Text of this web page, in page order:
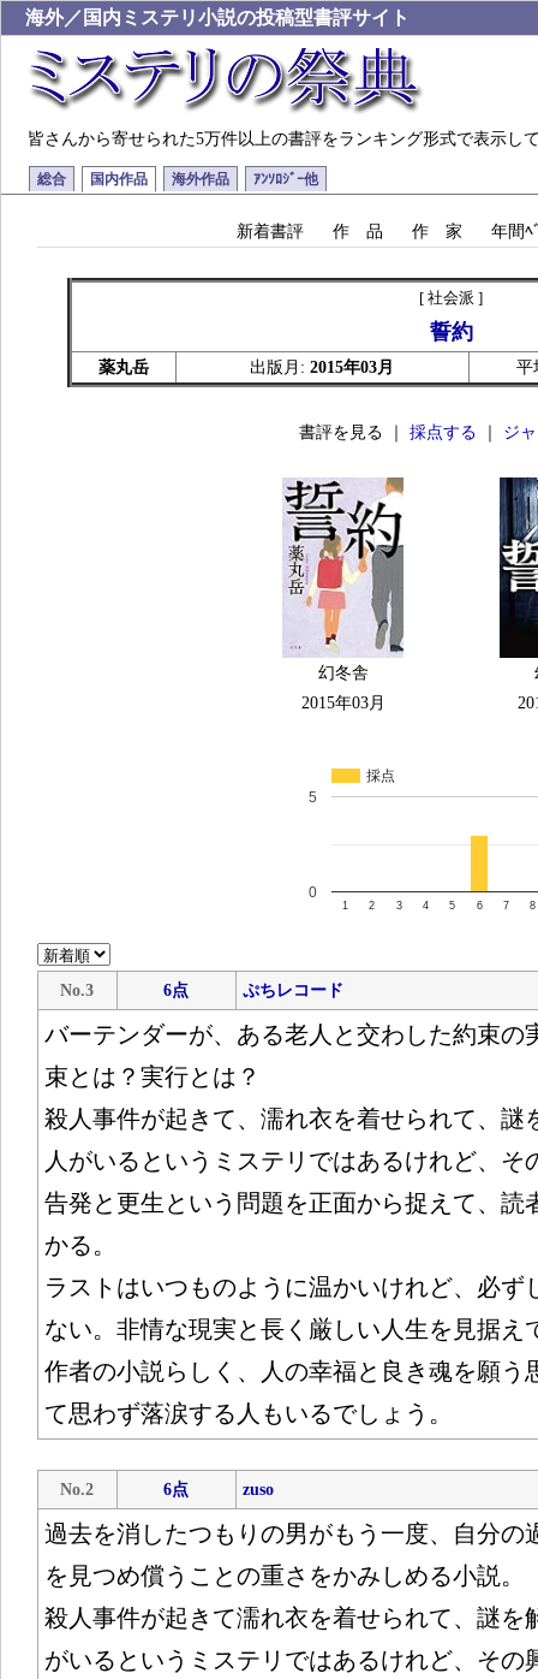
海外／国内ミステリ小説の投稿型書評サイト
皆さんから寄せられた5万件以上の書評をランキング形式で表示し
総合 国内作品 海外作品 ｱﾝｿﾛｼﾞｰ他
新着書評 作 品 作 家 年間ﾍ
[ 社会派 ]
誓約
薬丸岳 出版月: 2015年03月 平
書評を見る ｜ 採点する ジ
幻冬舎
2015年03月
採点
1 2 3 4 5 6 7 8
0
5
No.3 6点 ぷちレコード
バーテンダーが、ある老人と交わした約束の
束とは？実行とは？
殺人事件が起きて、濡れ衣を着せられて、謎
人がいるというミステリではあるけれど、そ
告発と更生という問題を正面から捉えて、読
かる。
ラストはいつものように温かいけれど、必ず
ない。非情な現実と長く厳しい人生を見据え
作者の小説らしく、人の幸福と良き魂を願う
て思わず落涙する人もいるでしょう。
No.2 6点 zuso
過去を消したつもりの男がもう一度、自分の
を見つめ償うことの重さをかみしめる小説。
殺人事件が起きて濡れ衣を着せられて、謎を
がいるというミステリではあるけれど、その